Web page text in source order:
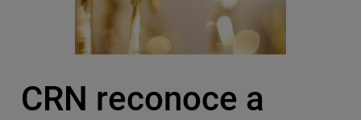
CRN reconoce a